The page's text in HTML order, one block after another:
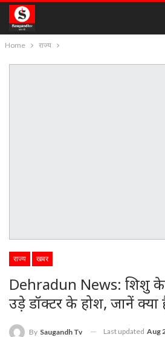
Home राज्य
राज्य खबर
Dehradun News: शिशु
उड़े डॉक्टर के होश, जानें क्या
By Saugandh Tv Last updated Aug